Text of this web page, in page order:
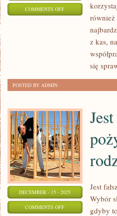
COMMENTS OFFON
POŻYCZKA
ZADŁUŻONYCH
również
z kas,
się
POSTED BY ADMIN
DECEMBER - 15 - 2025
COMMENTS OFFON
Jest
Wybór
gdyby